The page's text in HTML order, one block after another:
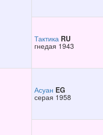
Тактика RU
гнедая 1943
Асуан EG
серая 1958